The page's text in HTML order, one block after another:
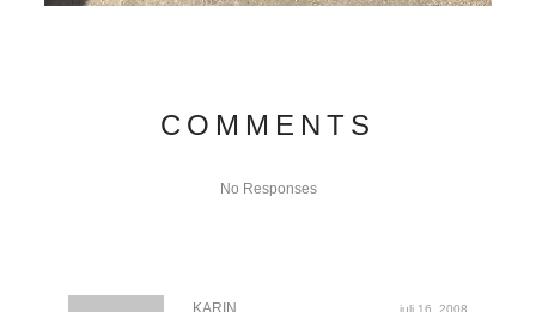
COMMENTS
No Responses
juli 16, 2008
KARIN